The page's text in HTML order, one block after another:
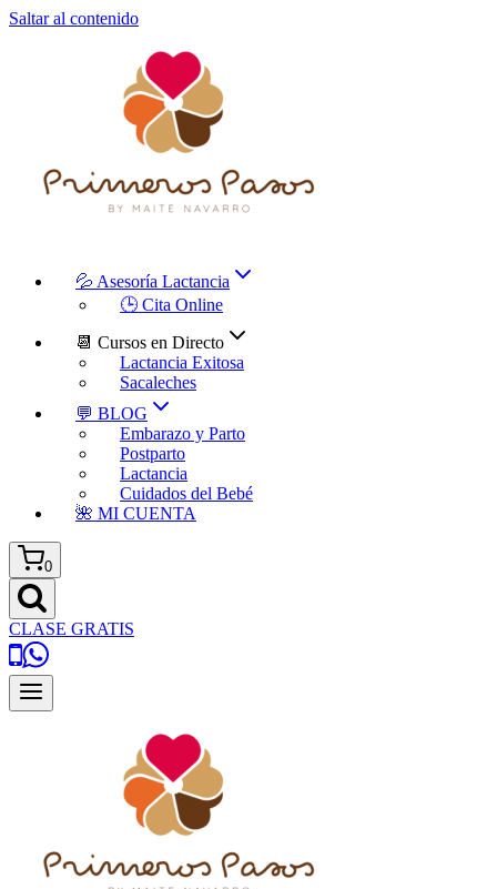
Saltar al contenido
💦 Asesoría Lactancia
🕒 Cita Online
📆 Cursos en Directo
Lactancia Exitosa
Sacaleches
💬 BLOG
Embarazo y Parto
Postparto
Lactancia
Cuidados del Bebé
🌺 MI CUENTA
0
CLASE GRATIS